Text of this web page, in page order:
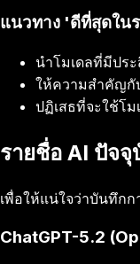
แนวทาง 'ดีที่สุดใน
นำโมเดลที่มีปร
ให้ความสำคัญกั
ปฏิเสธที่จะใช้โ
รายชื่อ AI ปัจ
เพื่อให้แน่ใจว่าบันทึก
ChatGPT-5.2